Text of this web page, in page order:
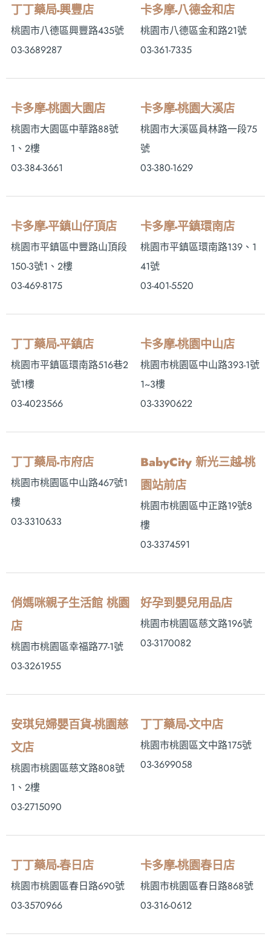
丁丁藥局-興豐店
桃園市八德區興豐路435號
03-3689287
卡多摩-八德金和店
桃園市八德區金和路21號
03-361-7335
卡多摩-桃園大園店
桃園市大園區中華路88號
1、2樓
03-384-3661
卡多摩-桃園大溪店
桃園市大溪區員林路一段75
號
03-380-1629
卡多摩-平鎮山仔頂店
桃園市平鎮區中豐路山頂段
150-3號1、2樓
03-469-8175
卡多摩-平鎮環南店
桃園市平鎮區環南路139、1
41號
03-401-5520
丁丁藥局-平鎮店
桃園市平鎮區環南路516巷2
號1樓
03-4023566
卡多摩-桃園中山店
桃園市桃園區中山路393-1號
1~3樓
03-3390622
丁丁藥局-市府店
桃園市桃園區中山路467號1
樓
03-3310633
BabyCity 新光三越-桃
園站前店
桃園市桃園區中正路19號8
樓
03-3374591
俏媽咪親子生活館 桃園
店
桃園市桃園區幸福路77-1號
03-3261955
好孕到嬰兒用品店
桃園市桃園區慈文路196號
03-3170082
安琪兒婦嬰百貨-桃園慈
文店
桃園市桃園區慈文路808號
1、2樓
03-2715090
丁丁藥局-文中店
桃園市桃園區文中路175號
03-3699058
丁丁藥局-春日店
桃園市桃園區春日路690號
03-3570966
卡多摩-桃園春日店
桃園市桃園區春日路868號
03-316-0612